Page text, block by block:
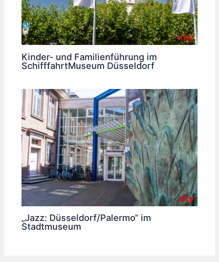
Kinder- und Familienführung im
SchifffahrtMuseum Düsseldorf
„Jazz: Düsseldorf/Palermo“ im
Stadtmuseum